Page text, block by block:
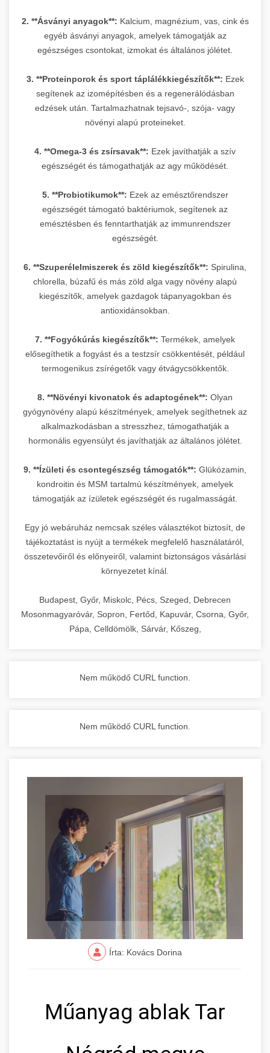
2. **Ásványi anyagok**: Kalcium, magnézium, vas, cink és
egyéb ásványi anyagok, amelyek támogatják az
egészséges csontokat, izmokat és általános jólétet.
3. **Proteinporok és sport táplálékkiegészítők**: Ezek
segítenek az izomépítésben és a regenerálódásban
edzések után. Tartalmazhatnak tejsavó-, szója- vagy
növényi alapú proteineket.
4. **Omega-3 és zsírsavak**: Ezek javíthatják a szív
egészségét és támogathatják az agy működését.
5. **Probiotikumok**: Ezek az emésztőrendszer
egészségét támogató baktériumok, segítenek az
emésztésben és fenntarthatják az immunrendszer
egészségét.
6. **Szuperélelmiszerek és zöld kiegészítők**: Spirulina,
chlorella, búzafű és más zöld alga vagy növény alapú
kiegészítők, amelyek gazdagok tápanyagokban és
antioxidánsokban.
7. **Fogyókúrás kiegészítők**: Termékek, amelyek
elősegíthetik a fogyást és a testzsír csökkentését, például
termogenikus zsírégetők vagy étvágycsökkentők.
8. **Növényi kivonatok és adaptogének**: Olyan
gyógynövény alapú készítmények, amelyek segíthetnek az
alkalmazkodásban a stresszhez, támogathatják a
hormonális egyensúlyt és javíthatják az általános jólétet.
9. **Ízületi és csontegészség támogatók**: Glükózamin,
kondroitin és MSM tartalmú készítmények, amelyek
támogatják az ízületek egészségét és rugalmasságát.
Egy jó webáruház nemcsak széles választékot biztosít, de
tájékoztatást is nyújt a termékek megfelelő használatáról,
összetevőiről és előnyeiről, valamint biztonságos vásárlási
környezetet kínál.
Budapest, Győr, Miskolc, Pécs, Szeged, Debrecen
Mosonmagyaróvár, Sopron, Fertőd, Kapuvár, Csorna, Győr,
Pápa, Celldömölk, Sárvár, Kőszeg,
Nem működő CURL function.
Nem működő CURL function.
Írta: Kovács Dorina
Műanyag ablak Tar